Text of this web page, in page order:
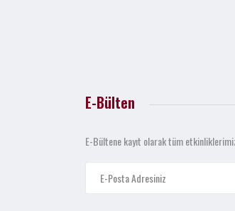
E-Bülten
E-Bültene kayıt olarak tüm